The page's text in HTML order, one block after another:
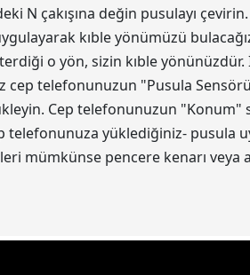
N çakışına değin pusulayı
kıble yönümüzü
o yön, sizin kıble
cep telefonunuzun "Pusula
Cep telefonunuzun "Konum"
telefonunuza yüklediğiniz- pusula
mümkünse pencere kenarı veya